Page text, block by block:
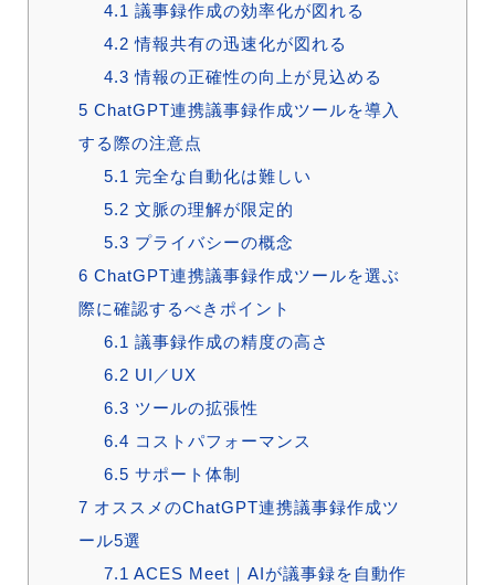
4.1 議事録作成の効率化が図れる
4.2 情報共有の迅速化が図れる
4.3 情報の正確性の向上が見込める
5 ChatGPT連携議事録作成ツールを導入
する際の注意点
5.1 完全な自動化は難しい
5.2 文脈の理解が限定的
5.3 プライバシーの概念
6 ChatGPT連携議事録作成ツールを選ぶ
際に確認するべきポイント
6.1 議事録作成の精度の高さ
6.2 UI／UX
6.3 ツールの拡張性
6.4 コストパフォーマンス
6.5 サポート体制
7 オススメのChatGPT連携議事録作成ツ
ール5選
7.1 ACES Meet｜AIが議事録を自動作